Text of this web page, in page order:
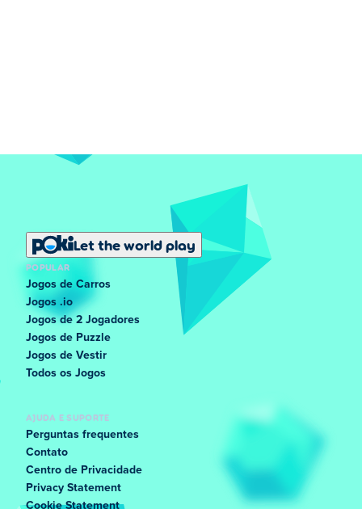
Let the world play
POPULAR
Jogos de Carros
Jogos .io
Jogos de 2 Jogadores
Jogos de Puzzle
Jogos de Vestir
Todos os Jogos
AJUDA E SUPORTE
Perguntas frequentes
Contato
Centro de Privacidade
Privacy Statement
Cookie Statement